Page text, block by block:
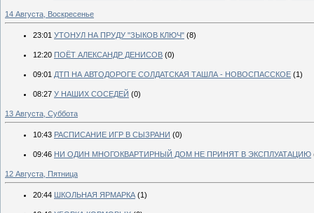
14 Августа, Воскресенье
23:01 УТОНУЛ НА ПРУДУ "ЗЫКОВ КЛЮЧ" (8)
12:20 ПОЁТ АЛЕКСАНДР ДЕНИСОВ (0)
09:01 ДТП НА АВТОДОРОГЕ СОЛДАТСКАЯ ТАШЛА - НОВОСПАССКОЕ (1)
08:27 У НАШИХ СОСЕДЕЙ (0)
13 Августа, Суббота
10:43 РАСПИСАНИЕ ИГР В СЫЗРАНИ (0)
09:46 НИ ОДИН МНОГОКВАРТИРНЫЙ ДОМ НЕ ПРИНЯТ В ЭКСПЛУАТАЦИЮ
12 Августа, Пятница
20:44 ШКОЛЬНАЯ ЯРМАРКА (1)